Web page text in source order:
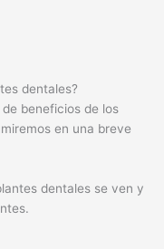
dentales?
beneficios de los
en una breve
dentales se ven y